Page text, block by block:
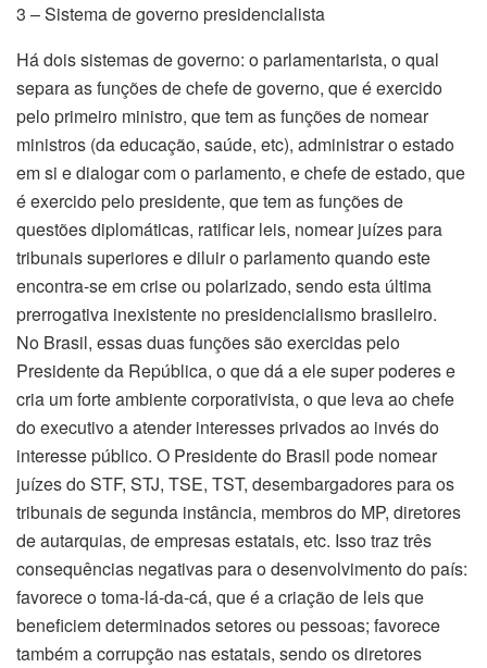
3 – Sistema de governo presidencialista
Há dois sistemas de governo: o parlamentarista, o qual
separa as funções de chefe de governo, que é exercido
pelo primeiro ministro, que tem as funções de nomear
ministros (da educação, saúde, etc), administrar o estado
em si e dialogar com o parlamento, e chefe de estado, que
é exercido pelo presidente, que tem as funções de
questões diplomáticas, ratificar leis, nomear juízes para
tribunais superiores e diluir o parlamento quando este
encontra-se em crise ou polarizado, sendo esta última
prerrogativa inexistente no presidencialismo brasileiro.
No Brasil, essas duas funções são exercidas pelo
Presidente da República, o que dá a ele super poderes e
cria um forte ambiente corporativista, o que leva ao chefe
do executivo a atender interesses privados ao invés do
interesse público. O Presidente do Brasil pode nomear
juízes do STF, STJ, TSE, TST, desembargadores para os
tribunais de segunda instância, membros do MP, diretores
de autarquias, de empresas estatais, etc. Isso traz três
consequências negativas para o desenvolvimento do país:
favorece o toma-lá-da-cá, que é a criação de leis que
beneficiem determinados setores ou pessoas; favorece
também a corrupção nas estatais, sendo os diretores